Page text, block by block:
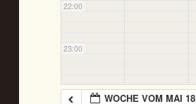
22:00
23:00
WOCHE VOM MAI 18